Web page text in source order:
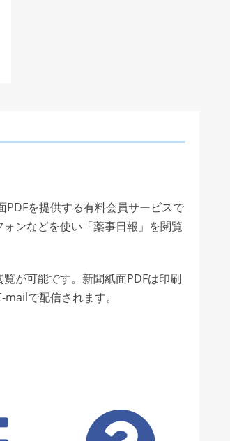
を提供する有料会員サービスで
ンなどを使い「薬事日報」を閲覧
が可能です。新聞紙面PDFは印刷
で配信されます。